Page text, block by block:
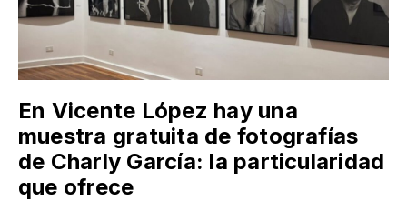
En Vicente López hay una
muestra gratuita de fotografías
de Charly García: la particularidad
que ofrece